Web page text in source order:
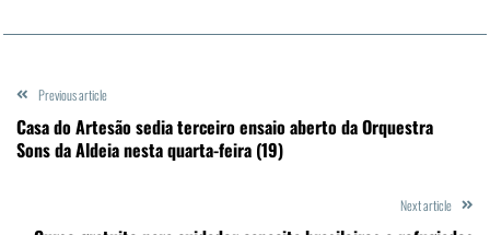
Previous article
Casa do Artesão sedia terceiro ensaio aberto da Orquestra
Sons da Aldeia nesta quarta-feira (19)
Next article